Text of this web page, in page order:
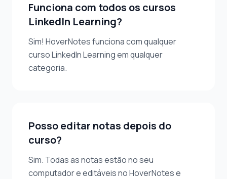
Funciona com todos os cursos
LinkedIn Learning?
Sim! HoverNotes funciona com qualquer
curso LinkedIn Learning em qualquer
categoria.
Posso editar notas depois do
curso?
Sim. Todas as notas estão no seu
computador e editáveis no HoverNotes e